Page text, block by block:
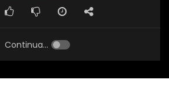
Continua...